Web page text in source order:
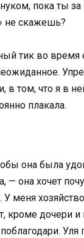
пока ты
не скажешь?
тик во время
в том, что я в
плакала.
она была
— она хочет
меня
кроме дочери
Уля